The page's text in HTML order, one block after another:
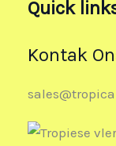
Quick
Kontak